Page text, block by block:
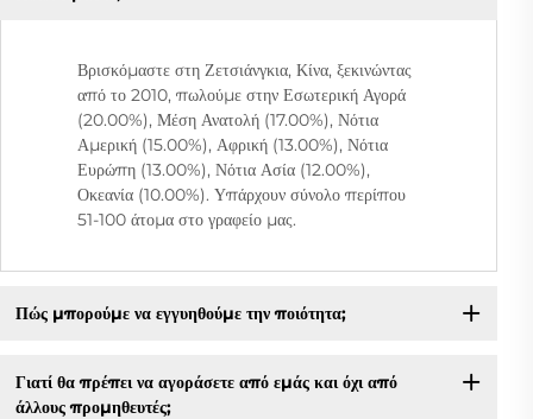
Βρισκόμαστε στη Ζετσιάνγκια, Κίνα, ξεκινώντας
από το 2010, πωλούμε στην Εσωτερική Αγορά
(20.00%), Μέση Ανατολή (17.00%), Νότια
Αμερική (15.00%), Αφρική (13.00%), Νότια
Ευρώπη (13.00%), Νότια Ασία (12.00%),
Οκεανία (10.00%). Υπάρχουν σύνολο περίπου
51-100 άτομα στο γραφείο μας.
Πώς μπορούμε να εγγυηθούμε την ποιότητα;
Γιατί θα πρέπει να αγοράσετε από εμάς και όχι από
άλλους προμηθευτές;